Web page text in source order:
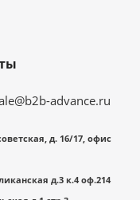
advance.ru
д. 16/17, офис
д.3 к.4 оф.214